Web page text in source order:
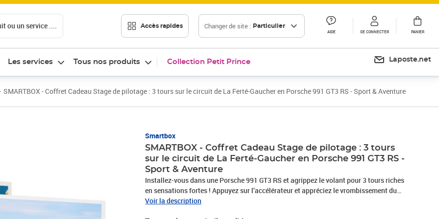
ou un service .... Accès rapides Changer de site : Particulier
AIDE SE CONNECTER PANIER
Les services Tous nos produits Collection Petit Prince Laposte.net
SMARTBOX - Coffret Cadeau Stage de pilotage : 3 tours sur le circuit de La Ferté-Gaucher en Porsche 991 GT3 RS - Sport & Aventure
Smartbox
SMARTBOX - Coffret Cadeau Stage de pilotage : 3 tours
sur le circuit de La Ferté-Gaucher en Porsche 991 GT3 RS -
Sport & Aventure
Installez-vous dans une Porsche 991 GT3 RS et agrippez le volant pour 3 tours riches
en sensations fortes ! Appuyez sur l’accélérateur et appréciez le vrombissement du
moteur lancé à pleine vitesse. À bord de cette supercar puissante, aussi
Voir la description